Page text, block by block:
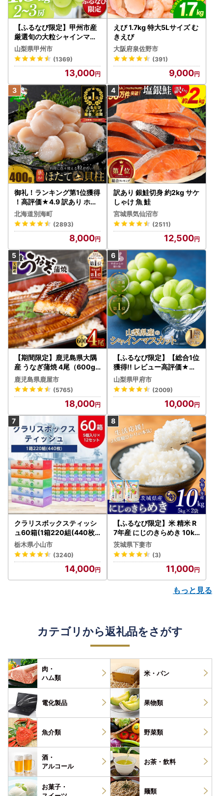
【ふるなび限定】甲州市産
厳選旬の大粒シャインマス
カット 約1.3kg 2～3房【2
026年発送】（MG）B12-
472 FN-Limited-VO シャ
インマスカット フルーツ
山梨県甲州市
(1369)
13,000
えび 1.7kg 特大5Lサイズ む
きえび
大阪府泉佐野市
(391)
9,000
御礼！ランキング第1位獲得
！高評価★4.9 訳あり ホタ
テ 400g（ほたて 帆立 貝柱
冷凍 ）
北海道別海町
(2893)
8,000
訳あり 銀鮭切身 約2kg サケ
しゃけ 魚 鮭
宮城県気仙沼市
(2511)
12,500
【期間限定】鹿児島県大隅
産 うなぎ蒲焼 4尾（600g
） KN007-004-04-cp18
うなぎ 鰻 魚 惣菜 総菜
鹿児島県鹿屋市
(5765)
18,000
【ふるなび限定】【総合1位
獲得!! レビュー高評価★】
〈2026年度配送分〉山梨
県産 シャインマスカット 2
～3房（1.0kg以上）シャイ
ン フルーツ FN-Limited-S
P
山梨県甲府市
(2009)
10,000
クラリスボックスティッシ
ュ60箱(1箱220組(440枚))
(5個入り×12セット)【配送
不可地域：離島・沖縄県】
【1256759】
栃木県小山市
(3240)
14,000
【ふるなび限定】米 精米 R
7年産 にじのきらめき 10kg
10月 FN-Limited-PR
茨城県下妻市
(3)
11,000
もっと見る
カテゴリから返礼品をさがす
肉・
ハム類
米・パン
電化製品 果物類
魚介類 野菜類
酒・
アルコール
お茶・ 飲料
お菓子・
麺類